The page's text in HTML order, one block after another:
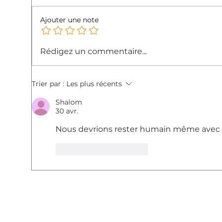
Streaming podcast
appris avec le temps
Ajouter une note
Rédigez un commentaire...
Trier par : Les plus récents
Shalom
30 avr.
Nous devrions rester humain même avec